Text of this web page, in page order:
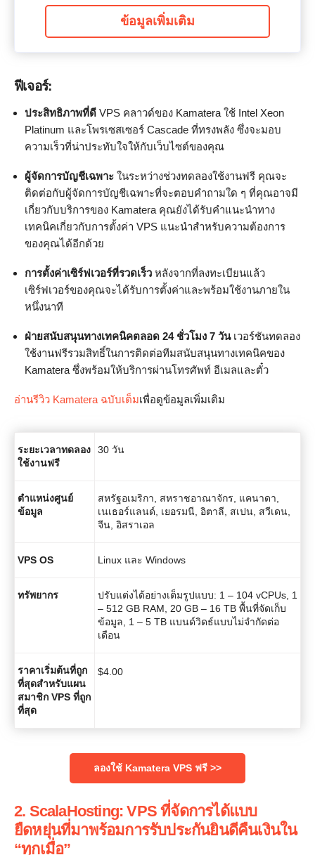
ข้อมูลเพิ่มเติม
ฟีเจอร์:
ประสิทธิภาพที่ดี VPS คลาวด์ของ Kamatera ใช้ Intel Xeon
Platinum และโพรเซสเซอร์ Cascade ที่ทรงพลัง ซึ่งจะมอบ
ความเร็วที่น่าประทับใจให้กับเว็บไซต์ของคุณ
ผู้จัดการบัญชีเฉพาะ ในระหว่างช่วงทดลองใช้งานฟรี คุณจะ
ติดต่อกับผู้จัดการบัญชีเฉพาะที่จะตอบคำถามใด ๆ ที่คุณอาจมี
เกี่ยวกับบริการของ Kamatera คุณยังได้รับคำแนะนำทาง
เทคนิคเกี่ยวกับการตั้งค่า VPS แนะนำสำหรับความต้องการ
ของคุณได้อีกด้วย
การตั้งค่าเซิร์ฟเวอร์ที่รวดเร็ว หลังจากที่ลงทะเบียนแล้ว
เซิร์ฟเวอร์ของคุณจะได้รับการตั้งค่าและพร้อมใช้งานภายใน
หนึ่งนาที
ฝ่ายสนับสนุนทางเทคนิคตลอด 24 ชั่วโมง 7 วัน เวอร์ชันทดลอง
ใช้งานฟรีรวมสิทธิ์ในการติดต่อทีมสนับสนุนทางเทคนิคของ
Kamatera ซึ่งพร้อมให้บริการผ่านโทรศัพท์ อีเมลและตั๋ว
อ่านรีวิว Kamatera ฉบับเต็มเพื่อดูข้อมูลเพิ่มเติม
ระยะเวลาทดลอง
ใช้งานฟรี
30 วัน
ตำแหน่งศูนย์
ข้อมูล
สหรัฐอเมริกา, สหราชอาณาจักร, แคนาดา,
เนเธอร์แลนด์, เยอรมนี, อิตาลี, สเปน, สวีเดน,
จีน, อิสราเอล
VPS OS Linux และ Windows
ทรัพยากร
ปรับแต่งได้อย่างเต็มรูปแบบ: 1 – 104 vCPUs, 1
– 512 GB RAM, 20 GB – 16 TB พื้นที่จัดเก็บ
ข้อมูล, 1 – 5 TB แบนด์วิดธ์แบบไม่จำกัดต่อ
เดือน
ราคาเริ่มต้นที่ถูก
ที่สุดสำหรับแผน
สมาชิก VPS ที่ถูก
ที่สุด
$4.00
ลองใช้ Kamatera VPS ฟรี >>
2. ScalaHosting: VPS ที่จัดการได้แบบ
ยืดหยุ่นที่มาพร้อมการรับประกันยินดีคืนเงินใน
“ทุกเมื่อ”